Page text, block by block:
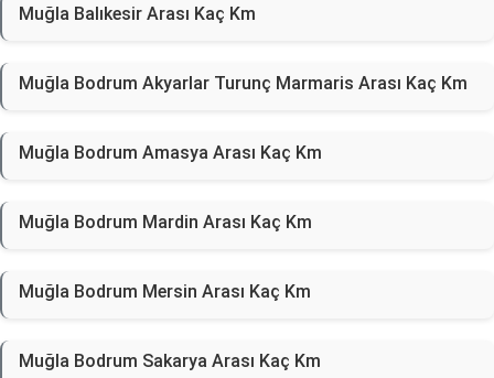
Muğla Balıkesir Arası Kaç Km
Muğla Bodrum Akyarlar Turunç Marmaris Arası Kaç Km
Muğla Bodrum Amasya Arası Kaç Km
Muğla Bodrum Mardin Arası Kaç Km
Muğla Bodrum Mersin Arası Kaç Km
Muğla Bodrum Sakarya Arası Kaç Km